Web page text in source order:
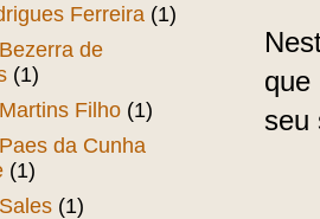
que
seu
Ferreira (1)
de
(1)
Filho (1)
da Cunha
(1)
(1)